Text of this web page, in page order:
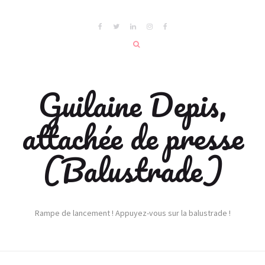
Guilaine Depis,
attachée de presse
(Balustrade)
Rampe de lancement ! Appuyez-vous sur la balustrade !